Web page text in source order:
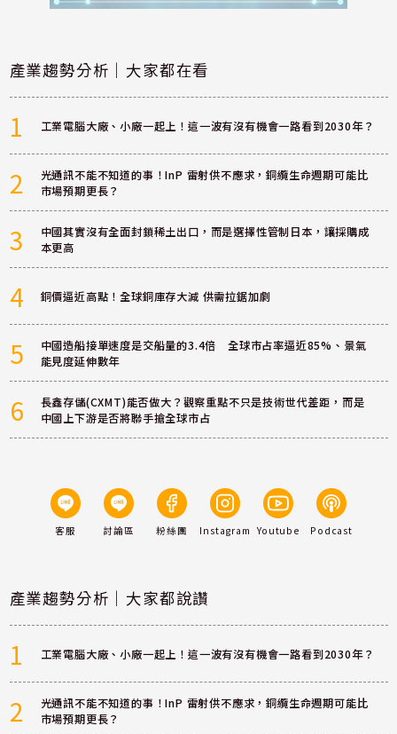
產業趨勢分析｜大家都在看
1 工業電腦大廠、小廠一起上！這一波有沒有機會一路看到2030年？
2
光通訊不能不知道的事！InP 雷射供不應求，銅纜生命週期可能比
市場預期更長？
3
中國其實沒有全面封鎖稀土出口，而是選擇性管制日本，讓採購成
本更高
4 銅價逼近高點！全球銅庫存大減 供需拉鋸加劇
5
中國造船接單速度是交船量的3.4倍 全球市占率逼近85%、景氣
能見度延伸數年
6
長鑫存儲(CXMT)能否做大？觀察重點不只是技術世代差距，而是
中國上下游是否將聯手搶全球市占
客服 討論區 粉絲團 Instagram Youtube Podcast
產業趨勢分析｜大家都說讚
1 工業電腦大廠、小廠一起上！這一波有沒有機會一路看到2030年？
2
光通訊不能不知道的事！InP 雷射供不應求，銅纜生命週期可能比
市場預期更長？